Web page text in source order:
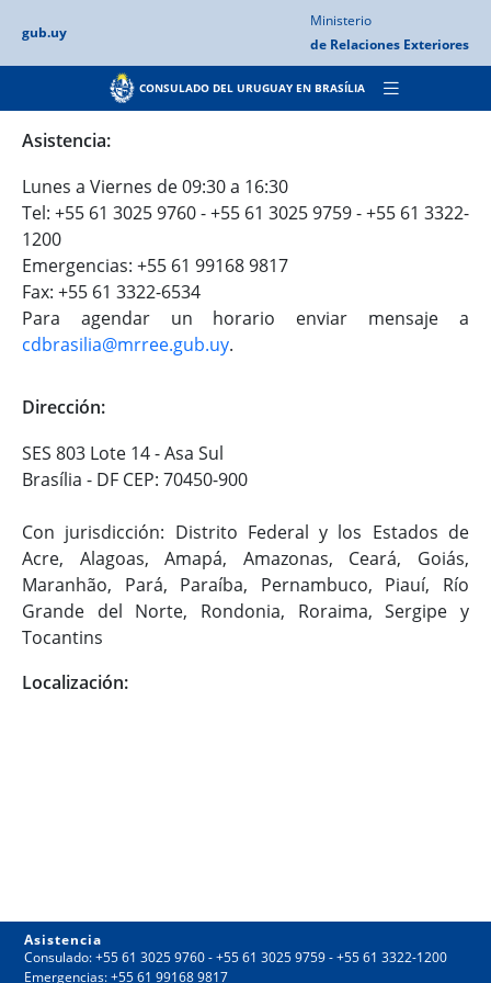
gub.uy
Ministerio
de Relaciones Exteriores
CONSULADO DEL URUGUAY EN BRASÍLIA
Asistencia:
Lunes a Viernes de 09:30 a 16:30
Tel: +55 61 3025 9760 - +55 61 3025 9759 - +55 61 3322-
1200
Emergencias: +55 61 99168 9817
Fax: +55 61 3322-6534
Para agendar un horario enviar mensaje a
cdbrasilia@mrree.gub.uy.
Dirección:
SES 803 Lote 14 - Asa Sul
Brasília - DF CEP: 70450-900
Con jurisdicción: Distrito Federal y los Estados de
Acre, Alagoas, Amapá, Amazonas, Ceará, Goiás,
Maranhão, Pará, Paraíba, Pernambuco, Piauí, Río
Grande del Norte, Rondonia, Roraima, Sergipe y
Tocantins
Localización:
Asistencia
Consulado: +55 61 3025 9760 - +55 61 3025 9759 - +55 61 3322-1200
Emergencias: +55 61 99168 9817